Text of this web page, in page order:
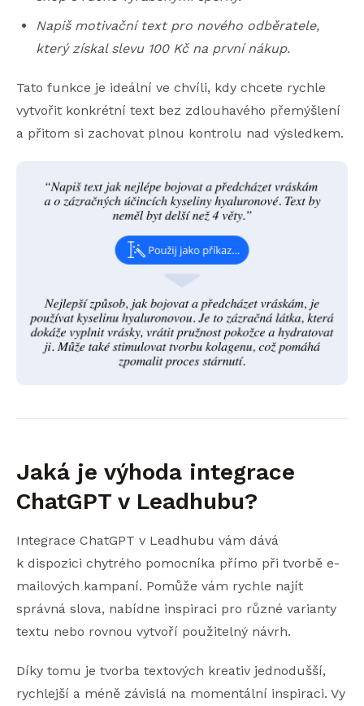
Napiš motivační text pro nového odběratele,
který získal slevu 100 Kč na první nákup.
Tato funkce je ideální ve chvíli, kdy chcete rychle
vytvořit konkrétní text bez zdlouhavého přemýšlení
a přitom si zachovat plnou kontrolu nad výsledkem.
Jaká je výhoda integrace
ChatGPT v Leadhubu?
Integrace ChatGPT v Leadhubu vám dává
k dispozici chytrého pomocníka přímo při tvorbě e-
mailových kampaní. Pomůže vám rychle najít
správná slova, nabídne inspiraci pro různé varianty
textu nebo rovnou vytvoří použitelný návrh.
Díky tomu je tvorba textových kreativ jednodušší,
rychlejší a méně závislá na momentální inspiraci. Vy